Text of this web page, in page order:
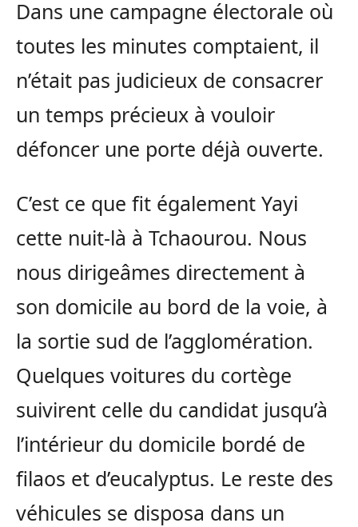
Dans une campagne électorale où
toutes les minutes comptaient, il
n’était pas judicieux de consacrer
un temps précieux à vouloir
défoncer une porte déjà ouverte.
C’est ce que fit également Yayi
cette nuit-là à Tchaourou. Nous
nous dirigeâmes directement à
son domicile au bord de la voie, à
la sortie sud de l’agglomération.
Quelques voitures du cortège
suivirent celle du candidat jusqu’à
l’intérieur du domicile bordé de
filaos et d’eucalyptus. Le reste des
véhicules se disposa dans un